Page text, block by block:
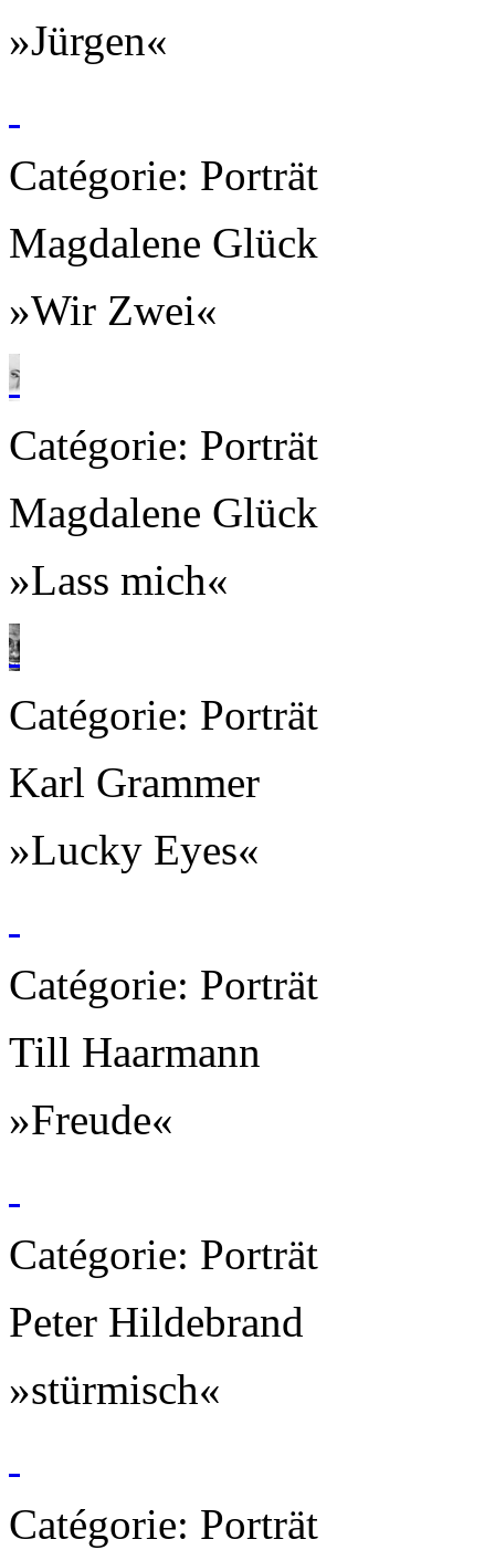
»Jürgen«
Catégorie: Porträt
Magdalene Glück
»Wir Zwei«
Catégorie: Porträt
Magdalene Glück
»Lass mich«
Catégorie: Porträt
Karl Grammer
»Lucky Eyes«
Catégorie: Porträt
Till Haarmann
»Freude«
Catégorie: Porträt
Peter Hildebrand
»stürmisch«
Catégorie: Porträt